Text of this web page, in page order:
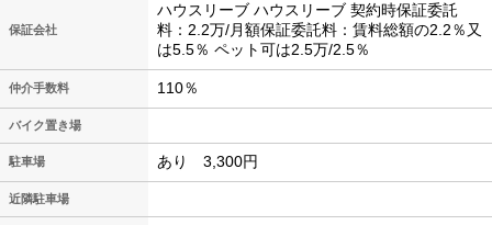
保証会社
ハウスリーブ ハウスリーブ 契約時保証委託
料：2.2万/月額保証委託料：賃料総額の2.2％又
は5.5％ ペット可は2.5万/2.5％
仲介手数料 110％
バイク置き場
駐車場 あり 3,300円
近隣駐車場